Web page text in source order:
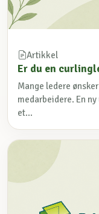
Artikkel
Er du en
Mange ledere
medarbeidere. En
et...